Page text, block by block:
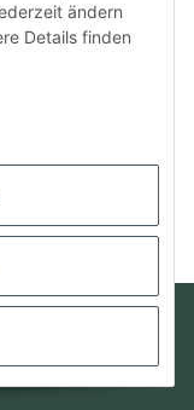
ändern
Details finden